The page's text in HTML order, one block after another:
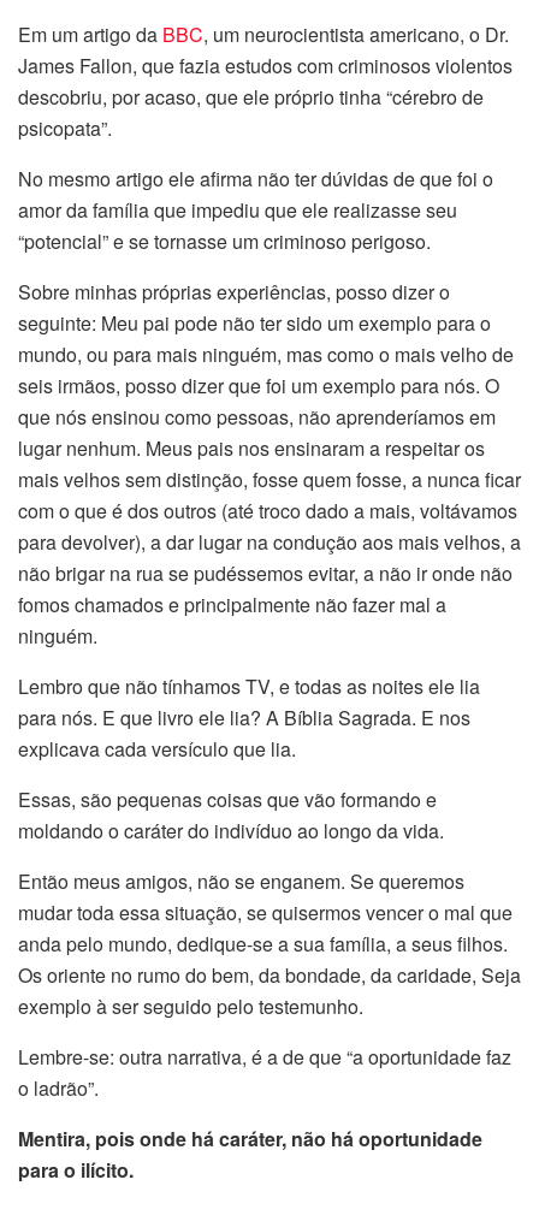
Em um artigo da BBC, um neurocientista americano, o Dr.
James Fallon, que fazia estudos com criminosos violentos
descobriu, por acaso, que ele próprio tinha “cérebro de
psicopata”.
No mesmo artigo ele afirma não ter dúvidas de que foi o
amor da família que impediu que ele realizasse seu
“potencial” e se tornasse um criminoso perigoso.
Sobre minhas próprias experiências, posso dizer o
seguinte: Meu pai pode não ter sido um exemplo para o
mundo, ou para mais ninguém, mas como o mais velho de
seis irmãos, posso dizer que foi um exemplo para nós. O
que nós ensinou como pessoas, não aprenderíamos em
lugar nenhum. Meus pais nos ensinaram a respeitar os
mais velhos sem distinção, fosse quem fosse, a nunca ficar
com o que é dos outros (até troco dado a mais, voltávamos
para devolver), a dar lugar na condução aos mais velhos, a
não brigar na rua se pudéssemos evitar, a não ir onde não
fomos chamados e principalmente não fazer mal a
ninguém.
Lembro que não tínhamos TV, e todas as noites ele lia
para nós. E que livro ele lia? A Bíblia Sagrada. E nos
explicava cada versículo que lia.
Essas, são pequenas coisas que vão formando e
moldando o caráter do indivíduo ao longo da vida.
Então meus amigos, não se enganem. Se queremos
mudar toda essa situação, se quisermos vencer o mal que
anda pelo mundo, dedique-se a sua família, a seus filhos.
Os oriente no rumo do bem, da bondade, da caridade, Seja
exemplo à ser seguido pelo testemunho.
Lembre-se: outra narrativa, é a de que “a oportunidade faz
o ladrão”.
Mentira, pois onde há caráter, não há oportunidade
para o ilícito.